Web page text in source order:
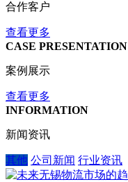
合作客户
查看更多
CASE PRESENTATION
案例展示
查看更多
INFORMATION
新闻资讯
其他 公司新闻 行业资讯